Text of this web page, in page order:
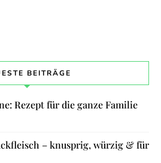
BEITRÄGE
Rezept für die ganze Familie
– knusprig, würzig & für